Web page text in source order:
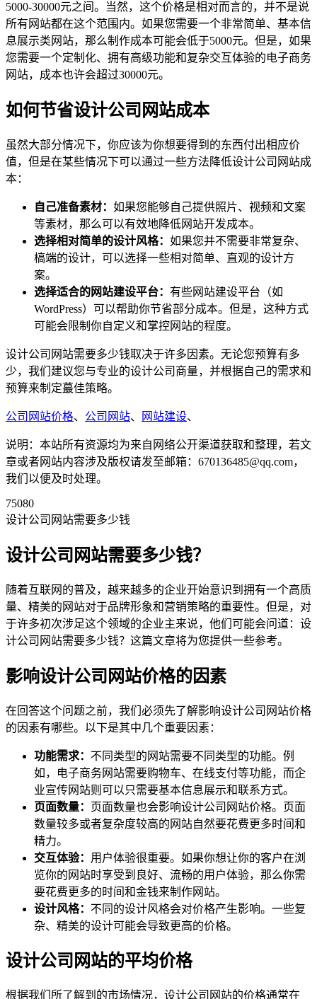
5000-30000元之间。当然，这个价格是相对而言的，并不是说
所有网站都在这个范围内。如果您需要一个非常简单、基本信
息展示类网站，那么制作成本可能会低于5000元。但是，如果
您需要一个定制化、拥有高级功能和复杂交互体验的电子商务
网站，成本也许会超过30000元。
如何节省设计公司网站成本
虽然大部分情况下，你应该为你想要得到的东西付出相应价
值，但是在某些情况下可以通过一些方法降低设计公司网站成
本：
自己准备素材： 如果您能够自己提供照片、视频和文案
等素材，那么可以有效地降低网站开发成本。
选择相对简单的设计风格： 如果您并不需要非常复杂、
槁端的设计，可以选择一些相对简单、直观的设计方
案。
选择适合的网站建设平台： 有些网站建设平台（如
WordPress）可以帮助你节省部分成本。但是，这种方式
可能会限制你自定义和掌控网站的程度。
设计公司网站需要多少钱取决于许多因素。无论您预算有多
少，我们建议您与专业的设计公司商量，并根据自己的需求和
预算来制定蕞佳策略。
公司网站价格、 公司网站、 网站建设、
说明：本站所有资源均为来自网络公开渠道获取和整理，若文
章或者网站内容涉及版权请发至邮箱：670136485@qq.com，
我们以便及时处理。
75080
设计公司网站需要多少钱
设计公司网站需要多少钱？
随着互联网的普及，越来越多的企业开始意识到拥有一个高质
量、精美的网站对于品牌形象和营销策略的重要性。但是，对
于许多初次涉足这个领域的企业主来说，他们可能会问道：设
计公司网站需要多少钱？这篇文章将为您提供一些参考。
影响设计公司网站价格的因素
在回答这个问题之前，我们必须先了解影响设计公司网站价格
的因素有哪些。以下是其中几个重要因素：
功能需求： 不同类型的网站需要不同类型的功能。例
如，电子商务网站需要购物车、在线支付等功能，而企
业宣传网站则可以只需要基本信息展示和联系方式。
页面数量： 页面数量也会影响设计公司网站价格。页面
数量较多或者复杂度较高的网站自然要花费更多时间和
精力。
交互体验： 用户体验很重要。如果你想让你的客户在浏
览你的网站时享受到良好、流畅的用户体验，那么你需
要花费更多的时间和金钱来制作网站。
设计风格： 不同的设计风格会对价格产生影响。一些复
杂、精美的设计可能会导致更高的价格。
设计公司网站的平均价格
根据我们所了解到的市场情况，设计公司网站的价格通常在